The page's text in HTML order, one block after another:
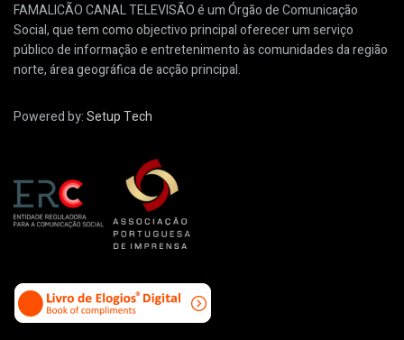
FAMALICÃO CANAL TELEVISÃO é um Órgão de Comunicação
Social, que tem como objectivo principal oferecer um serviço
público de informação e entretenimento às comunidades da região
norte, área geográfica de acção principal.
Powered by:Setup Tech